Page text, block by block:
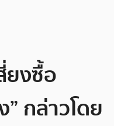
ยงซื้อ
กล่าวโดย